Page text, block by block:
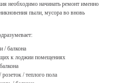
необходимо начинать ремонт именно
пыли, мусора во вновь
/ балкона
к лоджии помещениях
/ теплого пола